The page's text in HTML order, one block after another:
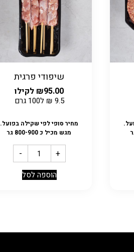
שיפודי פרגית
₪95.00 לקילו
9.5
₪ ל100 גרם
מחיר סופי לפי שקילה בפועל.
מגש מכיל כ 800-900 גר
- +
הוספה לסל